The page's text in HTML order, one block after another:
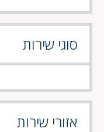
סוגי שירות
אזורי שירות